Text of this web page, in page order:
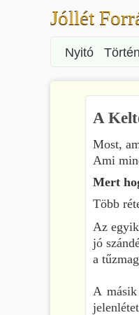
Jóllét
Nyitó
A
Most,
Ami
Mert
Több
Az
jó
a
A